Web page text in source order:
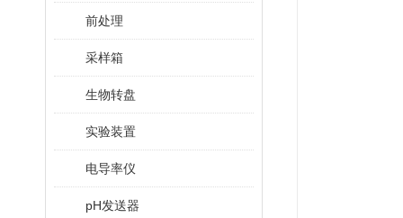
前处理
采样箱
生物转盘
实验装置
电导率仪
pH发送器